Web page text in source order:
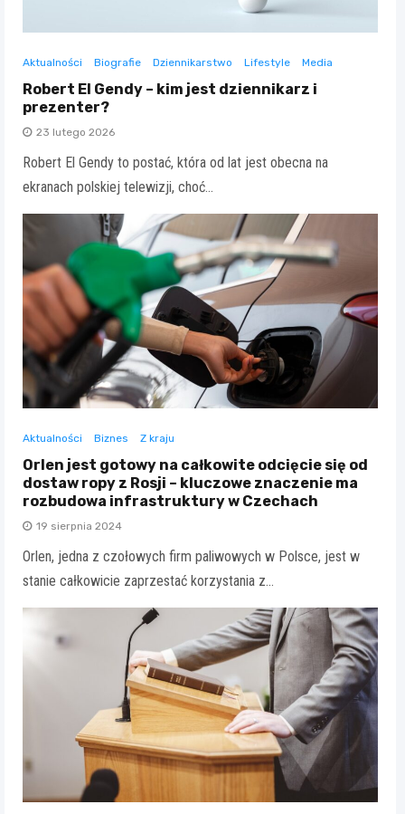
Aktualności Biografie Dziennikarstwo Lifestyle Media
Robert El Gendy – kim jest dziennikarz i
prezenter?
23 lutego 2026
Robert El Gendy to postać, która od lat jest obecna na
ekranach polskiej telewizji, choć…
Aktualności Biznes Z kraju
Orlen jest gotowy na całkowite odcięcie się od
dostaw ropy z Rosji – kluczowe znaczenie ma
rozbudowa infrastruktury w Czechach
19 sierpnia 2024
Orlen, jedna z czołowych firm paliwowych w Polsce, jest w
stanie całkowicie zaprzestać korzystania z…